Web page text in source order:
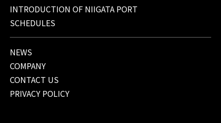
INTRODUCTION OF NIIGATA PORT
SCHEDULES
NEWS
COMPANY
CONTACT US
PRIVACY POLICY